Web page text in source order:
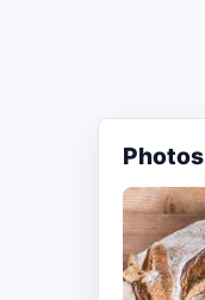
Photos